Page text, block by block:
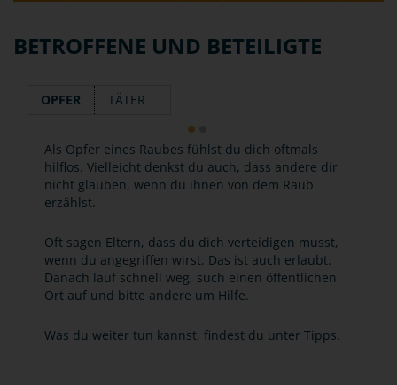
BETROFFENE UND BETEILIGTE
OPFER TÄTER
Als Opfer eines Raubes fühlst du dich oftmals
hilflos. Vielleicht denkst du auch, dass andere dir
nicht glauben, wenn du ihnen von dem Raub
erzählst.
Oft sagen Eltern, dass du dich verteidigen musst,
wenn du angegriffen wirst. Das ist auch erlaubt.
Danach lauf schnell weg, such einen öffentlichen
Ort auf und bitte andere um Hilfe.
Was du weiter tun kannst, findest du unter Tipps.